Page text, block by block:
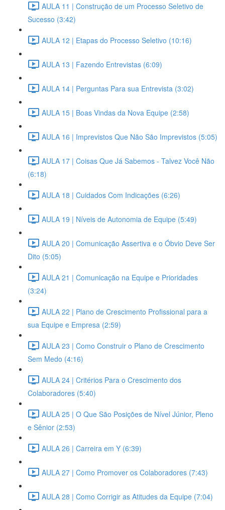
AULA 11 | Construção de um Processo Seletivo de
Sucesso (3:42)
AULA 12 | Etapas do Processo Seletivo (10:16)
AULA 13 | Fazendo Entrevistas (6:09)
AULA 14 | Perguntas Para sua Entrevista (3:02)
AULA 15 | Boas Vindas da Nova Equipe (2:58)
AULA 16 | Imprevistos Que Não São Imprevistos (5:05)
AULA 17 | Coisas Que Já Sabemos - Talvez Você Não
(6:18)
AULA 18 | Cuidados Com Indicações (6:26)
AULA 19 | Níveis de Autonomia de Equipe (5:49)
AULA 20 | Comunicação Assertiva e o Óbvio Deve Ser
Dito (5:05)
AULA 21 | Comunicação na Equipe e Prioridades
(3:24)
AULA 22 | Plano de Crescimento Profissional para a
sua Equipe e Empresa (2:59)
AULA 23 | Como Construir o Plano de Crescimento
Sem Medo (4:16)
AULA 24 | Critérios Para o Crescimento dos
Colaboradores (5:40)
AULA 25 | O Que São Posições de Nível Júnior, Pleno
e Sênior (2:53)
AULA 26 | Carreira em Y (6:39)
AULA 27 | Como Promover os Colaboradores (7:43)
AULA 28 | Como Corrigir as Atitudes da Equipe (7:04)